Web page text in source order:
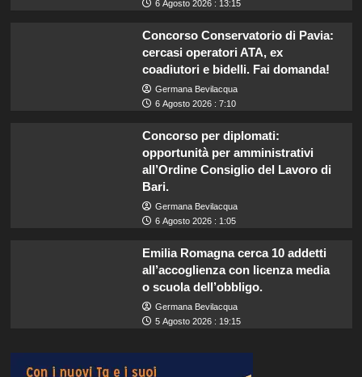
6 Agosto 2026 : 13:15
Concorso Conservatorio di Pavia:
cercasi operatori ATA, ex
coadiutori e bidelli. Fai domanda!
Germana Bevilacqua
6 Agosto 2026 : 7:10
Concorso per diplomati:
opportunità per amministrativi
all’Ordine Consiglio del Lavoro di
Bari.
Germana Bevilacqua
6 Agosto 2026 : 1:05
Emilia Romagna cerca 10 addetti
all’accoglienza con licenza media
o scuola dell’obbligo.
Germana Bevilacqua
5 Agosto 2026 : 19:15